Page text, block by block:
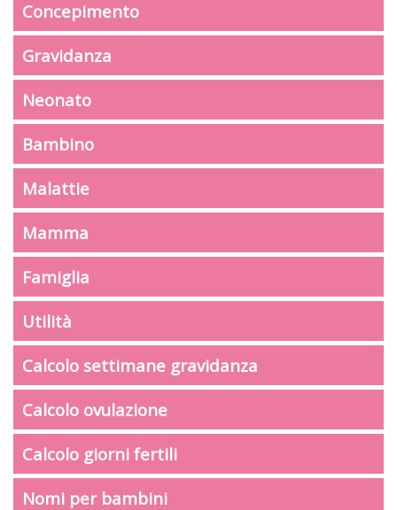
Concepimento
Gravidanza
Neonato
Bambino
Malattie
Mamma
Famiglia
Utilità
Calcolo settimane gravidanza
Calcolo ovulazione
Calcolo giorni fertili
Nomi per bambini